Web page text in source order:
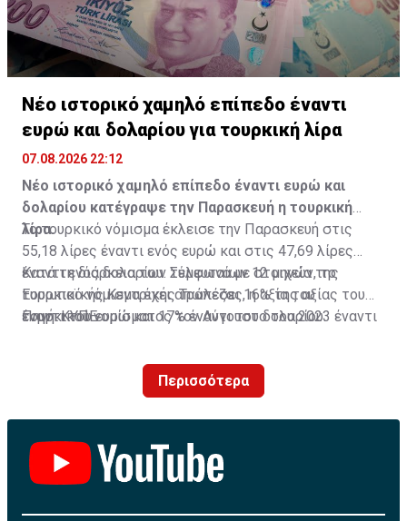
Νέο ιστορικό χαμηλό επίπεδο έναντι
ευρώ και δολαρίου για τουρκική λίρα
07.08.2026 22:12
Νέο ιστορικό χαμηλό επίπεδο έναντι ευρώ και
δολαρίου κατέγραψε την Παρασκευή η τουρκική
λίρα.
Το τουρκικό νόμισμα έκλεισε την Παρασκευή στις
55,18 λίρες έναντι ενός ευρώ και στις 47,69 λίρες
έναντι ενός δολαρίου. Σύμφωνα με στοιχεία της
Ευρωπαϊκής Κεντρικής Τράπεζας, η αξία του
τουρκικού νομίσματος τον Αύγουστο του 2023 έναντι
λίρες έναντι του ευρώ.
Κατά τη διάρκεια των τελευταίων 12 μηνών, το
τουρκικό νόμισμα έχει απωλέσει 16% της αξίας του
έναντι του ευρώ και 17% έναντι του δολαρίου.
Πηγή: ΚΥΠΕ
Περισσότερα